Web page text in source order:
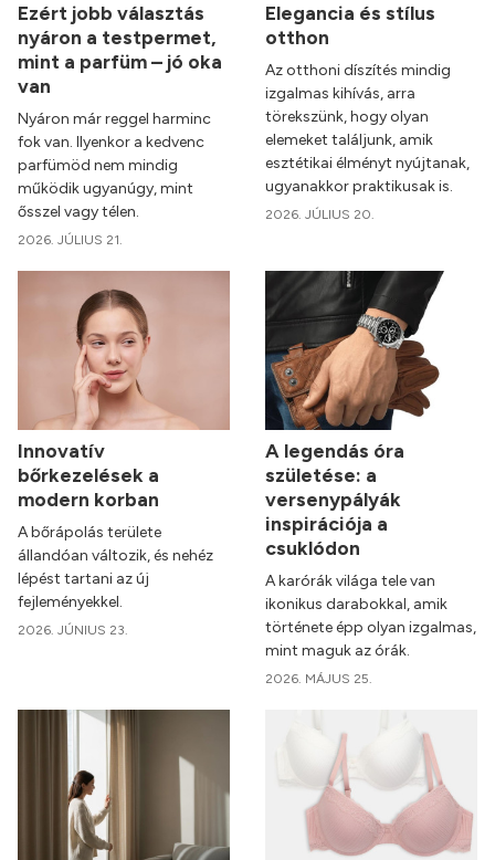
Ezért jobb választás
nyáron a testpermet,
mint a parfüm – jó oka
van
Nyáron már reggel harminc
fok van. Ilyenkor a kedvenc
parfümöd nem mindig
működik ugyanúgy, mint
ősszel vagy télen.
2026. JÚLIUS 21.
Elegancia és stílus
otthon
Az otthoni díszítés mindig
izgalmas kihívás, arra
törekszünk, hogy olyan
elemeket találjunk, amik
esztétikai élményt nyújtanak,
ugyanakkor praktikusak is.
2026. JÚLIUS 20.
Innovatív
bőrkezelések a
modern korban
A bőrápolás területe
állandóan változik, és nehéz
lépést tartani az új
fejleményekkel.
2026. JÚNIUS 23.
A legendás óra
születése: a
versenypályák
inspirációja a
csuklódon
A karórák világa tele van
ikonikus darabokkal, amik
története épp olyan izgalmas,
mint maguk az órák.
2026. MÁJUS 25.